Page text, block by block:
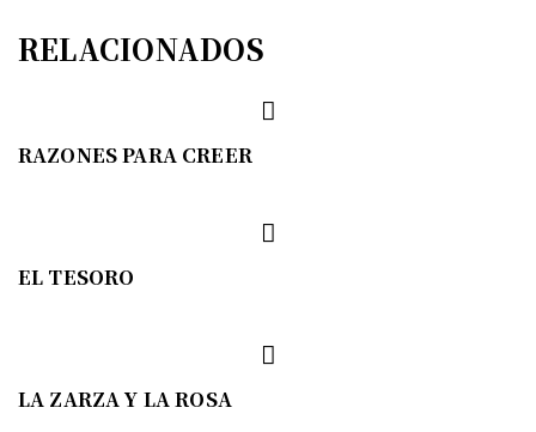
RELACIONADOS
RAZONES PARA CREER
EL TESORO
LA ZARZA Y LA ROSA